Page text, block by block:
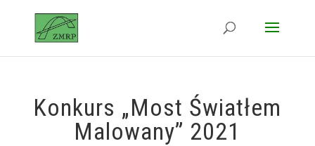
Konkurs „Most Światłem
Malowany” 2021